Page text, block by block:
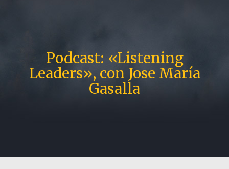
Podcast: «Listening
Leaders», con Jose María
Gasalla